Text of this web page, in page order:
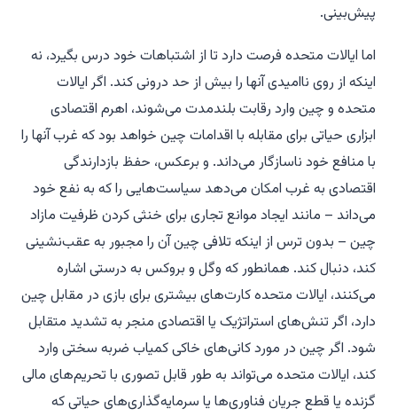
پیش‌بینی.
اما ایالات متحده فرصت دارد تا از اشتباهات خود درس بگیرد، نه
اینکه از روی ناامیدی آنها را بیش از حد درونی کند. اگر ایالات
متحده و چین وارد رقابت بلندمدت می‌شوند، اهرم اقتصادی
ابزاری حیاتی برای مقابله با اقدامات چین خواهد بود که غرب آنها را
با منافع خود ناسازگار می‌داند. و برعکس، حفظ بازدارندگی
اقتصادی به غرب امکان می‌دهد سیاست‌هایی را که به نفع خود
می‌داند – مانند ایجاد موانع تجاری برای خنثی کردن ظرفیت مازاد
چین – بدون ترس از اینکه تلافی چین آن را مجبور به عقب‌نشینی
کند، دنبال کند. همانطور که وگل و بروکس به درستی اشاره
می‌کنند، ایالات متحده کارت‌های بیشتری برای بازی در مقابل چین
دارد، اگر تنش‌های استراتژیک یا اقتصادی منجر به تشدید متقابل
شود. اگر چین در مورد کانی‌های خاکی کمیاب ضربه سختی وارد
کند، ایالات متحده می‌تواند به طور قابل تصوری با تحریم‌های مالی
گزنده یا قطع جریان فناوری‌ها یا سرمایه‌گذاری‌های حیاتی که